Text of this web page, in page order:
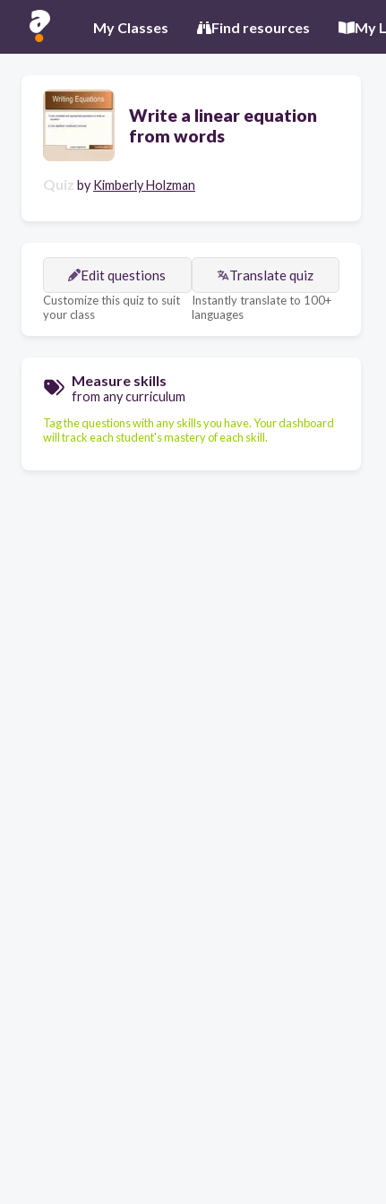
My Classes Find resources My
Write a linear equation
from words
Quiz by Kimberly Holzman
Edit questions
Customize this quiz to suit
your class
Translate quiz
Instantly translate to 100+
languages
Measure skills
from any curriculum
Tag the questions with any skills you have. Your dashboard
will track each student's mastery of each skill.